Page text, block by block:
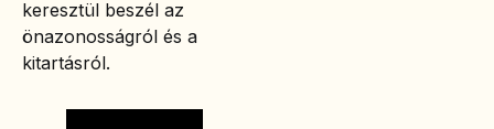
keresztül beszél az
önazonosságról és a
kitartásról.